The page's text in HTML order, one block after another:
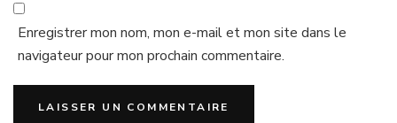
Enregistrer mon nom, mon e-mail et mon site dans le
navigateur pour mon prochain commentaire.